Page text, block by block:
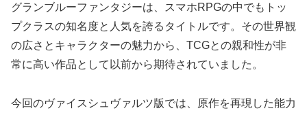
グランブルーファンタジーは、スマホRPGの中でもトッ
プクラスの知名度と人気を誇るタイトルです。その世界観
の広さとキャラクターの魅力から、TCGとの親和性が非
常に高い作品として以前から期待されていました。
今回のヴァイスシュヴァルツ版では、原作を再現した能力